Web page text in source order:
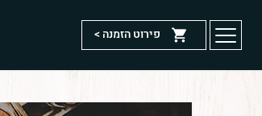
דף הבית
החנות שלנו
פתיחת
חלונית
פירוט הזמנה >